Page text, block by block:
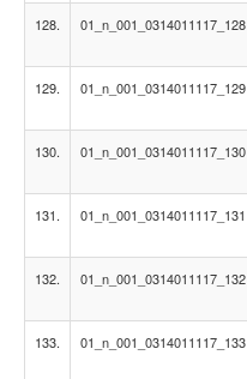
128. 01_n_001_0314011117_128
129. 01_n_001_0314011117_129
130. 01_n_001_0314011117_130
131. 01_n_001_0314011117_131
132. 01_n_001_0314011117_132
133. 01_n_001_0314011117_133